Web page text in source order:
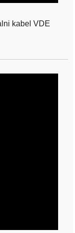
kabel VDE